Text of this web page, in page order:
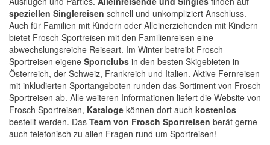
speziellen Singlereisen schnell und unkompliziert Anschluss.
Auch für Familien mit Kindern oder Alleinerziehenden mit Kindern
bietet Frosch Sportreisen mit den Familienreisen eine
abwechslungsreiche Reiseart. Im Winter betreibt Frosch
Sportreisen eigene Sportclubs in den besten Skigebieten in
Österreich, der Schweiz, Frankreich und Italien. Aktive Fernreisen
mit inkludierten Sportangeboten runden das Sortiment von Frosch
Sportreisen ab. Alle weiteren Informationen liefert die Website von
Frosch Sportreisen, Kataloge können dort auch kostenlos
bestellt werden. Das Team von Frosch Sportreisen berät gerne
auch telefonisch zu allen Fragen rund um Sportreisen!